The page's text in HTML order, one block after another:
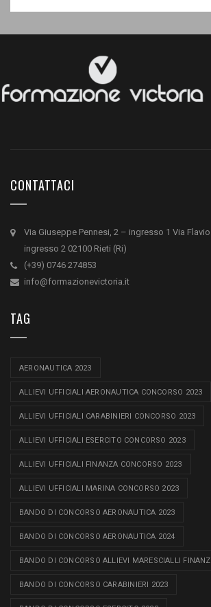
CONTATTACI
Via Giuseppe Pennesi, 2 – ingresso 1 Via
ingresso 2 02100 Rieti (Ri)
(+39) 0746 274853
info@formazionevictoria.it
TAG
AERONAUTICA 2023
ALLIEVI UFFICIALI AERONAUTICA CONCORSO 2023
ALLIEVI UFFICIALI CARABINIERI CONCORSO 2023
ALLIEVI UFFICIALI ESERCITO CONCORSO 2023
ALLIEVI UFFICIALI FINANZA CONCORSO 2023
ALLIEVI UFFICIALI MARINA CONCORSO 2023
BANDO DI CONCORSO AERONAUTICA 2023
BANDO DI CONCORSO AERONAUTICA 2024
BANDO DI CONCORSO ALLIEVI MARESCIALLI
BANDO DI CONCORSO CARABINIERI 2023